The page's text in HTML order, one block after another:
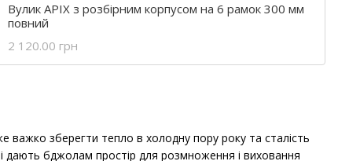
важко зберегти тепло в холодну пору року та сталість
дають бджолам простір для розмноження і виховання
Вулик APIX з розбірним корпусом на 6 рамок 300 мм
повний
2 120.00 грн